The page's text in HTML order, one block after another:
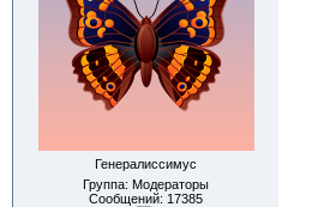
Генералиссимус
Группа: Модераторы
Сообщений: 17385